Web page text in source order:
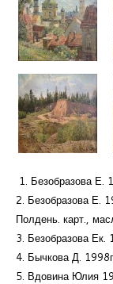
1. Безобразова Е.
2. Безобразова Е.
Полдень. карт.,
3. Безобразова
4. Бычкова Д.
5. Вдовина Юлия